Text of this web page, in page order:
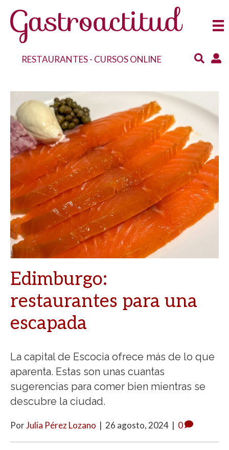
RESTAURANTES- CURSOS ONLINE
Edimburgo:
restaurantes para una
escapada
La capital de Escocia ofrece más de lo que
aparenta. Estas son unas cuantas
sugerencias para comer bien mientras se
descubre la ciudad.
PorJulia Pérez Lozano | 26 agosto, 2024 | 0